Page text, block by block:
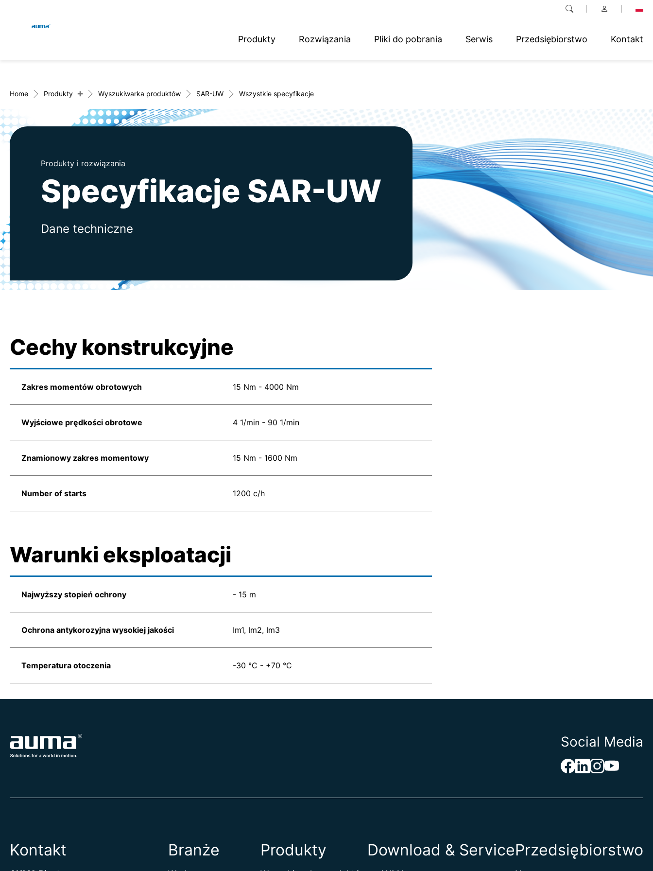
Produkty Rozwiązania Pliki do pobrania Serwis Przedsiębiorstwo Kontakt
Europa
Azja i Pacyfik
Ameryka Północna
Home Produkty + Wyszukiwarka produktów SAR-UW Wszystkie specyfikacje
Produkty i rozwiązania
Specyfikacje SAR-UW
Dane techniczne
Cechy konstrukcyjne
Zakres momentów obrotowych 15 Nm - 4000 Nm
Wyjściowe prędkości obrotowe 4 1/min - 90 1/min
Znamionowy zakres momentowy 15 Nm - 1600 Nm
Number of starts 1200 c/h
Warunki eksploatacji
Najwyższy stopień ochrony - 15 m
Ochrona antykorozyjna wysokiej jakości Im1, Im2, Im3
Temperatura otoczenia -30 °C - +70 °C
Social Media
Kontakt Branże Produkty Download & ServicePrzedsiębiorstwo